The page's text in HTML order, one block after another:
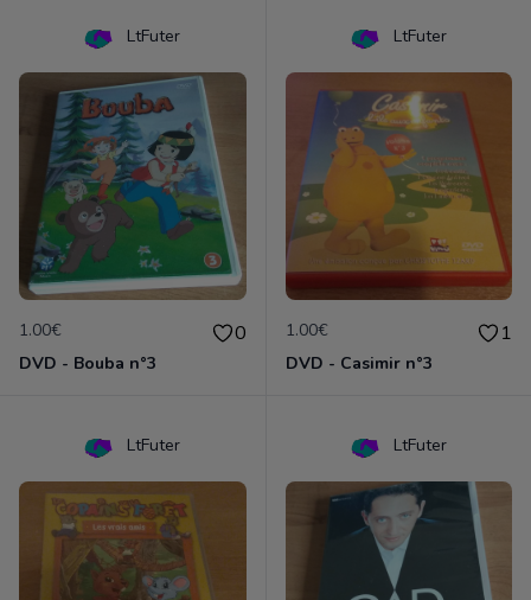
LtFuter
1.00€ 0
DVD - Bouba n°3
LtFuter
1.00€ 1
DVD - Casimir n°3
LtFuter LtFuter